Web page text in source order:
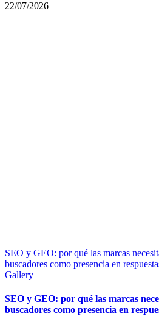
22/07/2026
SEO y GEO: por qué las marcas
buscadores como presencia en
Gallery
SEO y GEO: por qué las marcas
buscadores como presencia en